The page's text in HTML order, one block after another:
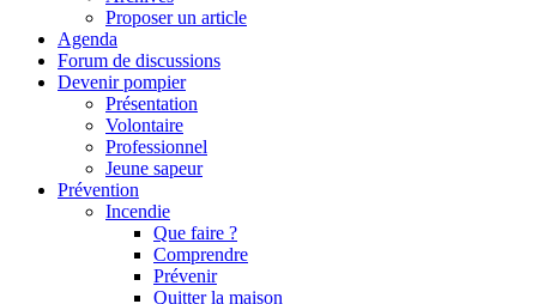
Proposer un article
Agenda
Forum de discussions
Devenir pompier
Présentation
Volontaire
Professionnel
Jeune sapeur
Prévention
Incendie
Que faire ?
Comprendre
Prévenir
Quitter la maison